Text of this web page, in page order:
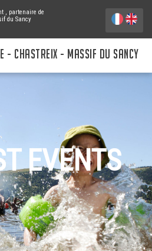
, partenaire de
du Sancy
- CHASTREIX - MASSIF DU SANCY
EVENTS